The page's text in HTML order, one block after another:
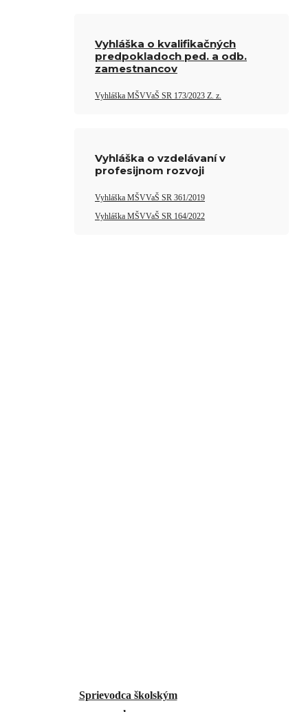
Vyhláška o kvalifikačných
predpokladoch ped. a odb.
zamestnancov
Vyhláška MŠVVaŠ SR 173/2023 Z. z.
Vyhláška o vzdelávaní v
profesijnom rozvoji
Vyhláška MŠVVaŠ SR 361/2019
Vyhláška MŠVVaŠ SR 164/2022
Sprievodca školským